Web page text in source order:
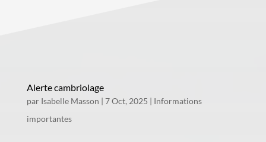
Alerte cambriolage
par Isabelle Masson | 7 Oct, 2025 | Informations
importantes